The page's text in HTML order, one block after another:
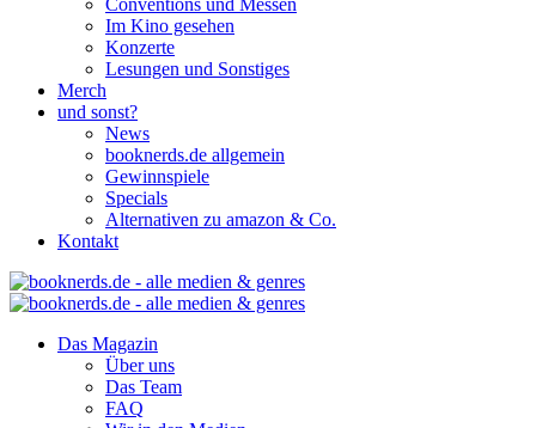
Conventions und Messen
Im Kino gesehen
Konzerte
Lesungen und Sonstiges
Merch
und sonst?
News
booknerds.de allgemein
Gewinnspiele
Specials
Alternativen zu amazon & Co.
Kontakt
Das Magazin
Über uns
Das Team
FAQ